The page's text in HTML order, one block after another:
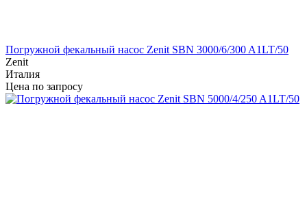
Погружной фекальный насос Zenit SBN 3000/6/300 A1LT/50
Zenit
Италия
Цена по запросу